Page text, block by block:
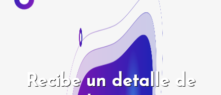
Recibe un detalle de